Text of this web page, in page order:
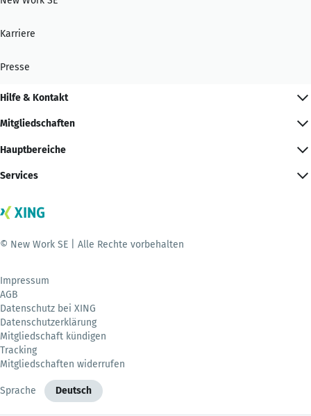
Karriere
Presse
Hilfe & Kontakt
Mitgliedschaften
Hauptbereiche
Services
© New Work SE | Alle Rechte vorbehalten
Impressum
AGB
Datenschutz bei XING
Datenschutzerklärung
Mitgliedschaft kündigen
Tracking
Mitgliedschaften widerrufen
Sprache Deutsch